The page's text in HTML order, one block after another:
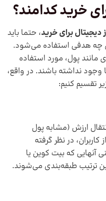
خرید کدامند؟
دیجیتال برای خرید، حتما باید
چه هدفی استفاده می‌‌شود.
مانند پول، مورد استفاده
وجود نداشته باشند. در واقع،
تقسیم کنیم:
ارزش (مشابه پول
در نظر گرفته
آنهایی که بیت کوین یا
ترتیب طبقه‌بندی می‌شوند.